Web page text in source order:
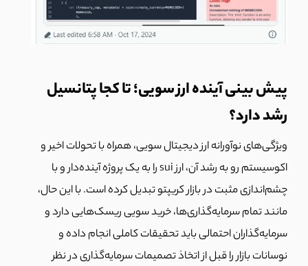
پیش بینی آینده ارز سویی؛ تا کجا پتانسیل
رشد دارد؟
ویژگی‌های نوآورانه ارز دیجیتال سویی، همراه با تحولات اخیر و
اکوسیستم رو به رشد آن، ارز sui را به یک پروژه آینده‎‌دار و با
چشم‌اندازی مثبت در بازار کریپتو تبدیل کرده است. با این حال،
مانند تمام سرمایه‌گذاری‌ها، خرید سویی ریسک‌هایی دارد و
سرمایه‌گذاران احتمالی باید تحقیقات کاملی انجام داده و
نوسانات بازار را قبل از اتخاذ تصمیمات سرمایه‌گذاری در نظر